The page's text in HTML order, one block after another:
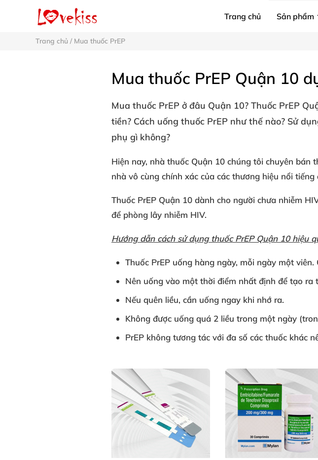
Trang chủ Sản phẩm
Trang chủ / Mua thuốc PrEP
Mua thuốc PrEP Quận 10
Mua thuốc PrEP ở đâu Quận 10? Thuốc PrEP
tiền? Cách uống thuốc PrEP như thế nào? Sử
phụ gì không?
Hiện nay, nhà thuốc Quận 10 chúng tôi chuyên bán
nhà vô cùng chính xác của các thương hiệu nổi tiếng
Thuốc PrEP Quận 10 dành cho người chưa nhiễm
để phòng lây nhiễm HIV.
Hướng dẫn cách sử dụng thuốc PrEP Quận 10 hiệu
Thuốc PrEP uống hàng ngày, mỗi ngày một
Nên uống vào một thời điểm nhất định để tạo ra
Nếu quên liều, cần uống ngay khi nhớ ra.
Không được uống quá 2 liều trong một ngày
PrEP không tương tác với đa số các thuốc khác